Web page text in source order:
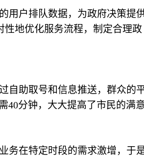
用户排队数据，为政府决策提
地优化服务流程，制定合理政
自助取号和信息推送，群众的
40分钟，大大提高了市民的满
务在特定时段的需求激增，于